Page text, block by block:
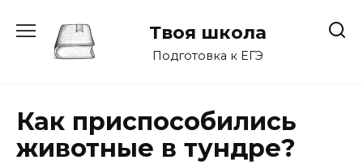
содержанию
Твоя школа
Подготовка к ЕГЭ
Как приспособились
животные в тундре?